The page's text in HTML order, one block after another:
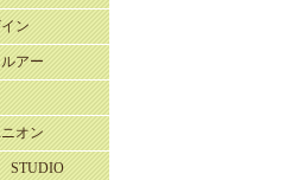
ン
アー
オン
STUDIO